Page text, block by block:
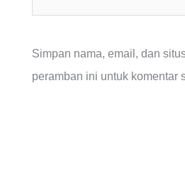
Simpan nama, email, dan
peramban ini untuk komentar